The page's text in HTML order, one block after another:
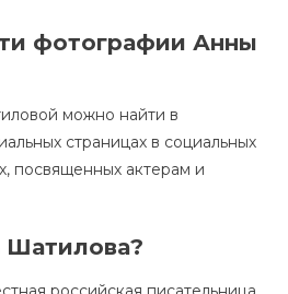
фотографии Анны
можно найти в
страницах в социальных
посвященных актерам и
Шатилова?